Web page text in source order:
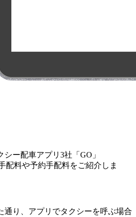
ー配車アプリ3社「GO」
配料や予約手配料をご紹介しま
通り、アプリでタクシーを呼ぶ場合